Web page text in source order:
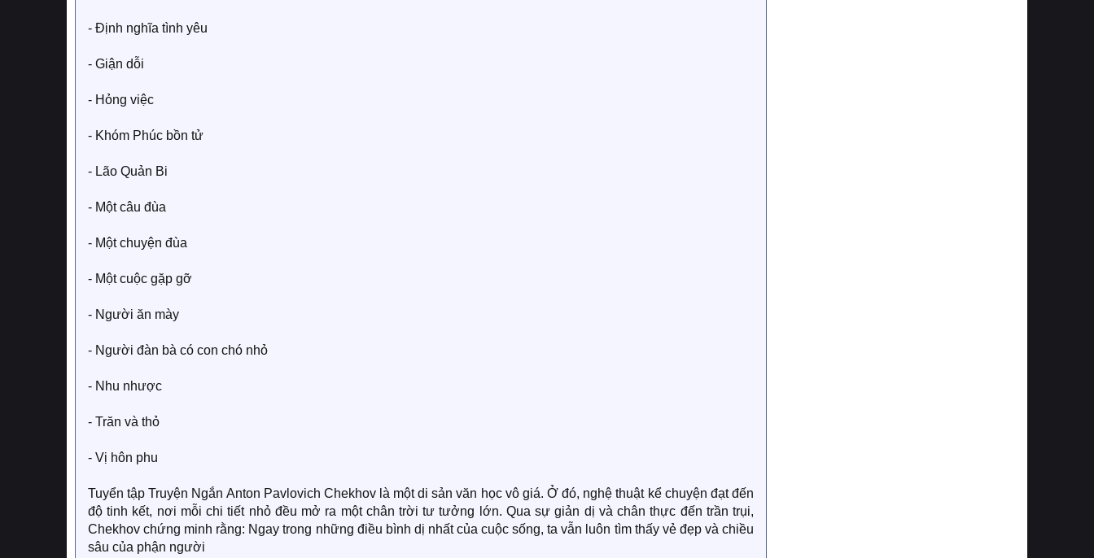
- Định nghĩa tình yêu
- Giận dỗi
- Hỏng việc
- Khóm Phúc bồn tử
- Lão Quản Bi
- Một câu đùa
- Một chuyện đùa
- Một cuộc gặp gỡ
- Người ăn mày
- Người đàn bà có con chó nhỏ
- Nhu nhược
- Trăn và thỏ
- Vị hôn phu
Tuyển tập Truyện Ngắn Anton Pavlovich Chekhov là một di sản văn học vô giá. Ở đó, nghệ thuật kể chuyện đạt đến
độ tinh kết, nơi mỗi chi tiết nhỏ đều mở ra một chân trời tư tưởng lớn. Qua sự giản dị và chân thực đến trần trụi,
Chekhov chứng minh rằng: Ngay trong những điều bình dị nhất của cuộc sống, ta vẫn luôn tìm thấy vẻ đẹp và chiều
sâu của phận người